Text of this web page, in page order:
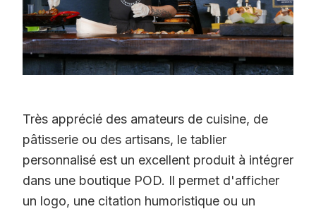
Très apprécié des amateurs de cuisine, de
pâtisserie ou des artisans, le tablier
personnalisé est un excellent produit à intégrer
dans une boutique POD. Il permet d'afficher
un logo, une citation humoristique ou un